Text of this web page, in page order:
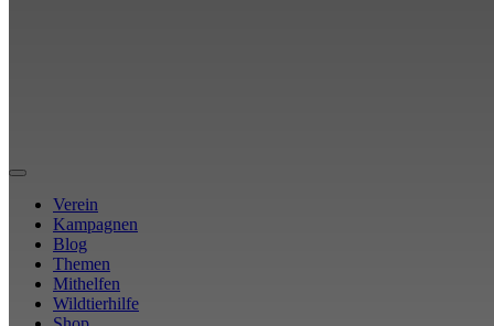
Verein
Kampagnen
Blog
Themen
Mithelfen
Wildtierhilfe